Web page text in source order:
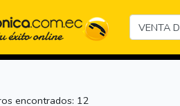
encontrados: 12